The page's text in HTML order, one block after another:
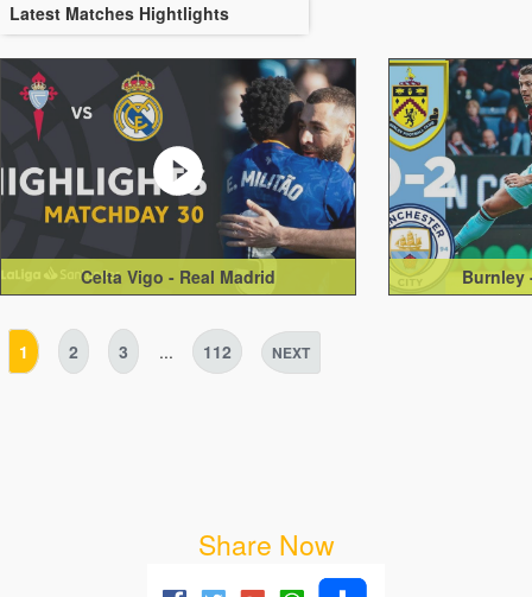
Latest Matches Hightlights
Celta Vigo - Real Madrid Burnley
1 2 3 ... 112 NEXT
Share Now